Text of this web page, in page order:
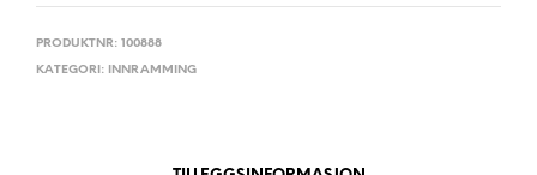
PRODUKTNR: 100888
KATEGORI:
INNRAMMING